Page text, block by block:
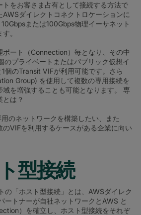
トをお客さま占有として接続する方法で
ダイレクトコネクトロケーションに
または100Gbps物理イーサネット
。
ポート（Connection）毎となり、その中
のプライベートまたはパブリック仮想イ
個のTransit VIFが利用可能です。さら
Group) を使用して複数の専用接続を
を増強することも可能となります。 専
は？
のネットワークを構築したい、また
のVIFを利用するケースがある企業に向い
型接続
の「ホスト型接続」とは、AWSダイレク
ートナーが自社ネットワークとAWS と
）を確立し、ホスト型接続をそれぞ